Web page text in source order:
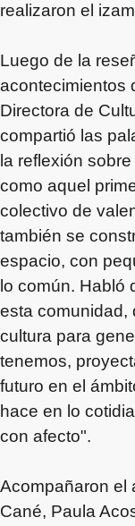
realizaron el
Luego de la
acontecimientos
Directora de
compartió las
la reflexión
como aquel
colectivo de
también se
espacio, con
lo común. Habló
esta comunidad,
cultura para
tenemos,
futuro en el
hace en lo
con afecto".
Acompañaron el
Cané, Paula